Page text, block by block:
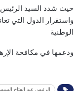
حيث شدد السيد
واستقرار الدول التي
الوطنية
ودعمها في مكافحة
الرئيس عبد الفتاح